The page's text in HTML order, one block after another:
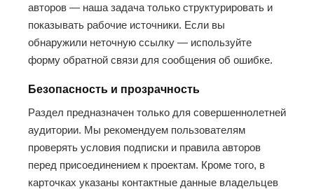
авторов — наша задача только структурировать и
показывать рабочие источники. Если вы
обнаружили неточную ссылку — используйте
форму обратной связи для сообщения об ошибке.
Безопасность и прозрачность
Раздел предназначен только для совершеннолетней
аудитории. Мы рекомендуем пользователям
проверять условия подписки и правила авторов
перед присоединением к проектам. Кроме того, в
карточках указаны контактные данные владельцев